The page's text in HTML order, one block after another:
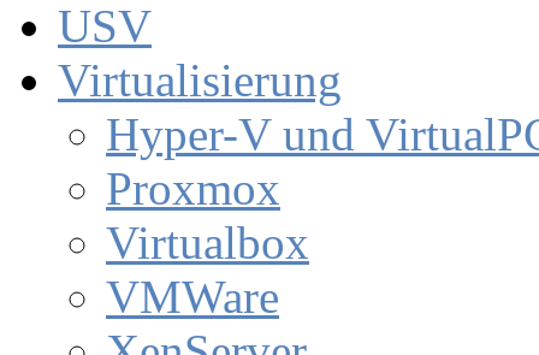
USV
Virtualisierung
Hyper-V und
Proxmox
Virtualbox
VMWare